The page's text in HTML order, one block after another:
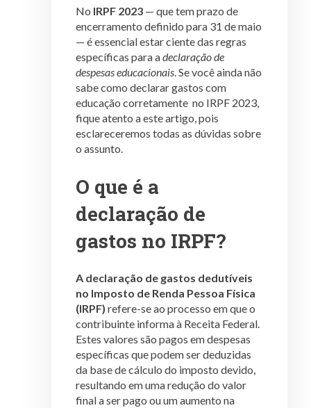
No IRPF 2023 — que tem prazo de
encerramento definido para 31 de maio
— é essencial estar ciente das regras
específicas para adeclaração de
despesas educacionais. Se você ainda não
sabe como declarar gastos com
educação corretamente no IRPF 2023,
fique atento a este artigo, pois
esclareceremos todas as dúvidas sobre
o assunto.
O que é a
declaração de
gastos no IRPF?
A declaração de gastos dedutíveis
no Imposto de Renda Pessoa Física
(IRPF) refere-se ao processo em que o
contribuinte informa à Receita Federal.
Estes valores são pagos em despesas
específicas que podem ser deduzidas
da base de cálculo do imposto devido,
resultando em uma redução do valor
final a ser pago ou um aumento na